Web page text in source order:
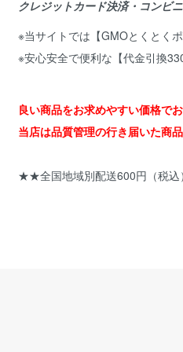
クレジットカード決済・コンビ
※当サイトでは【GMOとくとく
※安心安全で便利な【代金引換
良い商品をお求めやすい価格で
当店は品質管理の行き届いた商
★★全国地域別配送600円（税込